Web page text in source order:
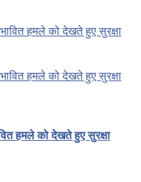
हमले को देखते हुए सुरक्षा